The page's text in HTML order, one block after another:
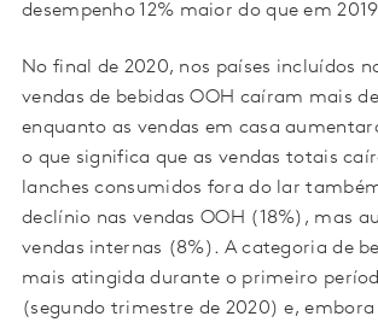
desempenho 12% maior do que em
No final de 2020, nos países incluídos
vendas de bebidas OOH caíram mais
enquanto as vendas em casa
o que significa que as vendas totais
lanches consumidos fora do lar
declínio nas vendas OOH (18%), mas
vendas internas (8%). A categoria de
mais atingida durante o primeiro
(segundo trimestre de 2020) e, embora